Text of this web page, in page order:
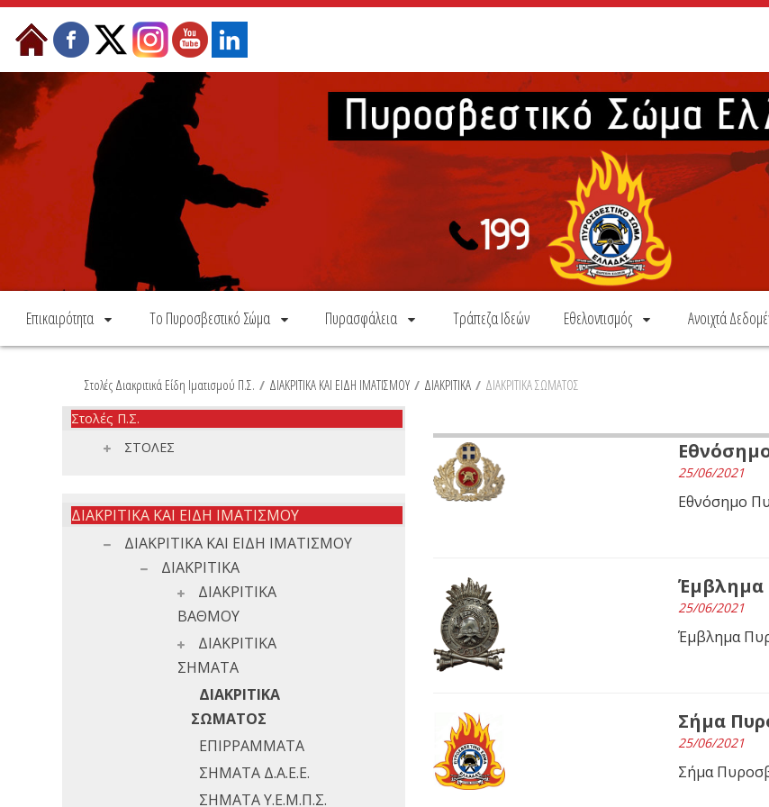
Skip to Content
Επικαιρότητα Το Πυροσβεστικό Σώμα Πυρασφάλεια Τράπεζα Ιδεών Εθελοντισμός Ανοιχτά
Στολές Διακριτικά Είδη Ιματισμού Π.Σ. / ΔΙΑΚΡΙΤΙΚΑ ΚΑΙ ΕΙΔΗ ΙΜΑΤΙΣΜΟΥ / ΔΙΑΚΡΙΤΙΚΑ / ΔΙΑΚΡΙΤΙΚΑ ΣΩΜΑΤΟΣ
Στολές Π.Σ.
ΣΤΟΛΕΣ
ΔΙΑΚΡΙΤΙΚΑ ΚΑΙ ΕΙΔΗ ΙΜΑΤΙΣΜΟΥ
ΔΙΑΚΡΙΤΙΚΑ ΚΑΙ ΕΙΔΗ ΙΜΑΤΙΣΜΟΥ
ΔΙΑΚΡΙΤΙΚΑ
ΔΙΑΚΡΙΤΙΚΑ
ΒΑΘΜΟΥ
ΔΙΑΚΡΙΤΙΚΑ
ΣΗΜΑΤΑ
ΔΙΑΚΡΙΤΙΚΑ
ΣΩΜΑΤΟΣ
ΕΠΙΡΡΑΜΜΑΤΑ
ΣΗΜΑΤΑ Δ.Α.Ε.Ε.
ΣΗΜΑΤΑ Υ.Ε.Μ.Π.Σ.
25/06/2021
Εθνόσημο
Έμβλημα
25/06/2021
Έμβλημα
Σήμα
25/06/2021
Σήμα